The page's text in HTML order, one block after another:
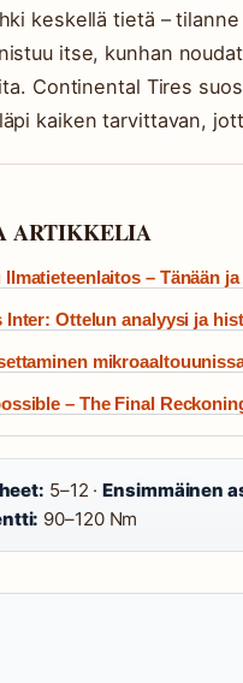
keskellä tietä –
itse, kunhan
Continental Tires
kaiken tarvittavan,
ARTIKKELIA
Ilmatieteenlaitos – Tänään
Inter: Ottelun analyysi ja
– The Final
5–12 ·Ensimmäinen
90–120 Nm